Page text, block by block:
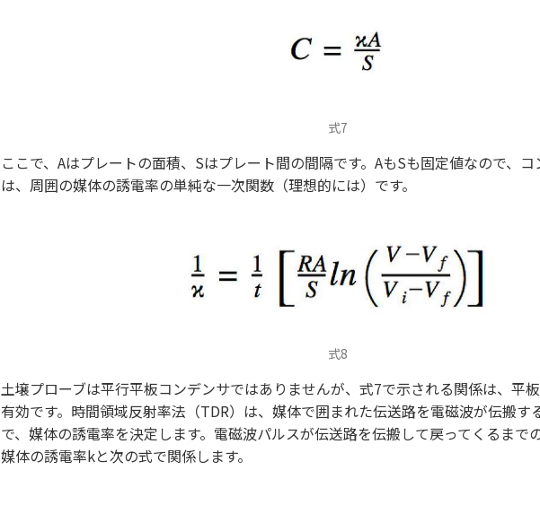
式7
ここで、Aはプレートの面積、Sはプレート間の間隔です。AもSも固定値なので、
は、周囲の媒体の誘電率の単純な一次関数（理想的には）です。
式8
土壌プローブは平行平板コンデンサではありませんが、式7で示される関係は、平
有効です。時間領域反射率法（TDR）は、媒体で囲まれた伝送路を電磁波が伝搬す
で、媒体の誘電率を決定します。電磁波パルスが伝送路を伝搬して戻ってくるまで
媒体の誘電率kと次の式で関係します。